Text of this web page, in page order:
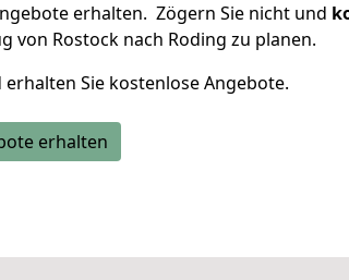
erhalten. Zögern Sie nicht und
von Rostock nach Roding zu planen.
erhalten Sie kostenlose Angebote.
erhalten